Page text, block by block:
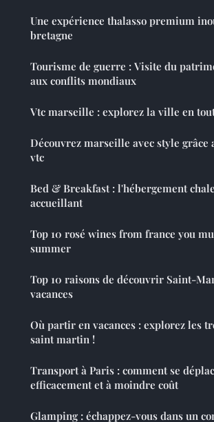
Une expérience thalasso premium
bretagne
Tourisme de guerre : Visite du
aux conflits mondiaux
Vtc marseille : explorez la ville en
Découvrez marseille avec style grâce
vtc
Bed & Breakfast : l'hébergement
accueillant
Top 10 rosé wines from france you
summer
Top 10 raisons de découvrir Saint-
vacances
Où partir en vacances : explorez les
saint martin !
Transport à Paris : comment se
efficacement et à moindre coût
Glamping : échappez-vous dans un